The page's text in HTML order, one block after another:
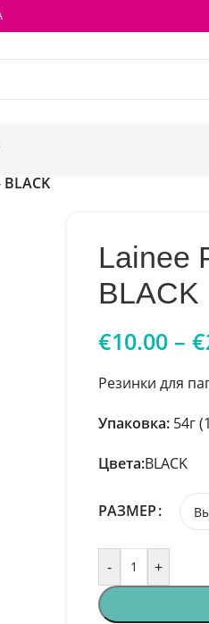
Lainee
BLACK
€10.00 – €
Резинки для
Упаковка: 54г
Цвета:BLACK
РАЗМЕР
- +